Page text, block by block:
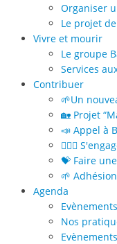
Organiser
Le projet
Vivre et mourir
Le groupe
Services
Contribuer
🌱Un
🏡 Projet
📣 Appel à
🙋🏻‍♀️
💝 Faire
🌱
Agenda
Nos